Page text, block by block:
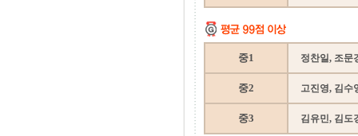
중1 정찬일, 조문
중2 고진영, 김수
중3 김유민, 김도